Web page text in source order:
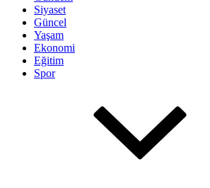
Siyaset
Güncel
Yaşam
Ekonomi
Eğitim
Spor